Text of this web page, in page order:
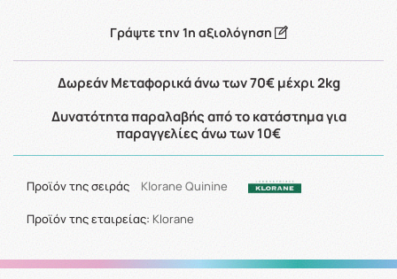
Γράψτε την 1η αξιολόγηση
Δωρεάν Μεταφορικά άνω των 70€ μέχρι 2kg
Δυνατότητα παραλαβής από το κατάστημα για
παραγγελίες άνω των 10€
Προϊόν της σειράς Klorane Quinine
Προϊόν της εταιρείας: Klorane